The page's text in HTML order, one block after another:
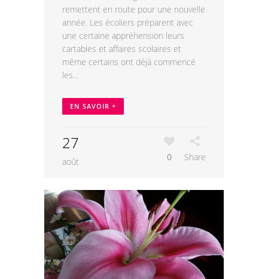
remettent en route pour une nouvelle
année. Les écoliers préparent avec
une certaine appréhension leurs
cartables et affaires scolaires et
même certains ont déjà commencé
les...
EN SAVOIR +
27
août 0 Share